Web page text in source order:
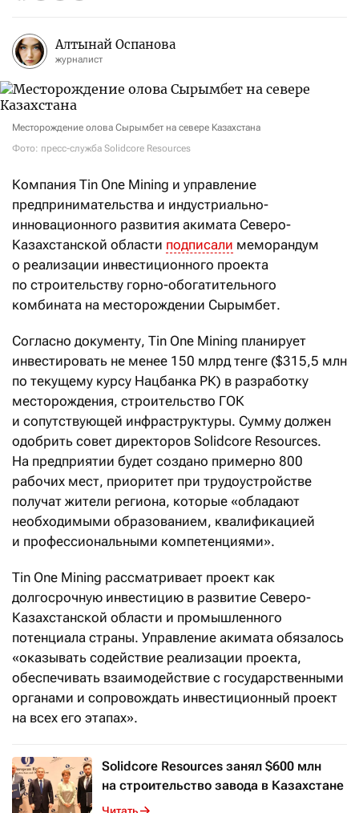
Алтынай Оспанова
журналист
Месторождение олова Сырымбет на севере Казахстана
Фото: пресс-служба Solidcore Resources
Компания Tin One Mining и управление
предпринимательства и индустриально-
инновационного развития акимата Северо-
Казахстанской области подписали меморандум
о реализации инвестиционного проекта
по строительству горно-обогатительного
комбината на месторождении Сырымбет.
Согласно документу, Tin One Mining планирует
инвестировать не менее 150 млрд тенге ($315,5 млн
по текущему курсу Нацбанка РК) в разработку
месторождения, строительство ГОК
и сопутствующей инфраструктуры. Сумму должен
одобрить совет директоров Solidcore Resources.
На предприятии будет создано примерно 800
рабочих мест, приоритет при трудоустройстве
получат жители региона, которые «обладают
необходимыми образованием, квалификацией
и профессиональными компетенциями».
Tin One Mining рассматривает проект как
долгосрочную инвестицию в развитие Северо-
Казахстанской области и промышленного
потенциала страны. Управление акимата обязалось
«оказывать содействие реализации проекта,
обеспечивать взаимодействие с государственными
органами и сопровождать инвестиционный проект
на всех его этапах».
Solidcore Resources занял $600 млн
на строительство завода в Казахстане